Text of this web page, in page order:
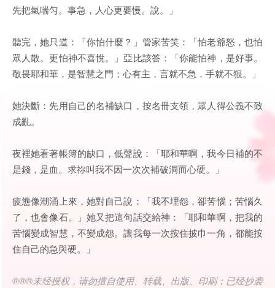
先把氣喘匀。事急，人心更要慢。說。」
聽完，她只道：「你怕什麼？」管家苦笑：「怕老爺怒，也怕
眾人散。更怕神不喜悅。」亞比該答：「你能怕神，是好事。
敬畏耶和華，是智慧之門；心有主，言就不急，手就不狠。」
她決斷：先用自己的名補缺口，按名冊支領，眾人得公義不致
成亂。
夜裡她看著帳簿的缺口，低聲說：「耶和華啊，我今日補的不
是錢，是血。求祢叫我不因一次次補破洞而心硬。」
疲憊像潮涌上來，她對自己說：「我不埋怨，卻苦惱；苦惱久
了，也會像石。」她又把這句話交給神：「耶和華啊，把我的
苦惱變成智慧，不變成怨。讓我每一次按住披巾一角，都能按
住自己的急與硬。」
®®®未经授权，请勿擅自使用、转载、出版、印刷；已经抄袭